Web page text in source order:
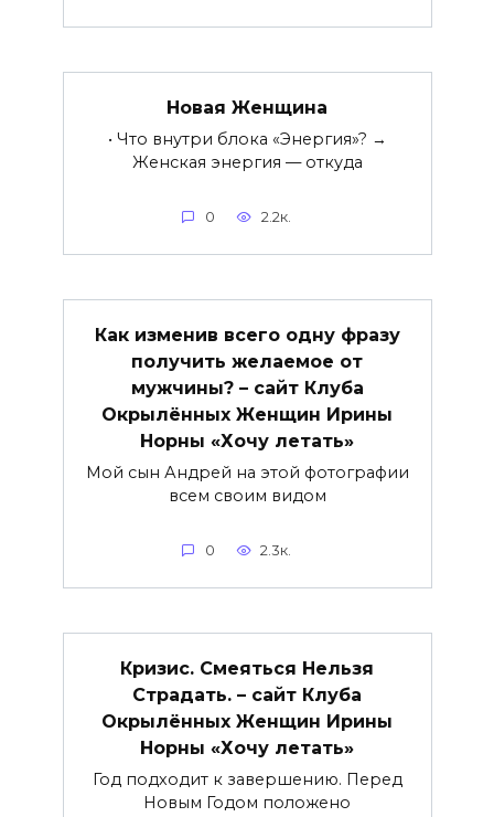
Новая Женщина
• Что внутри блока «Энергия»? →
Женская энергия — откуда
0 2.2к.
Как изменив всего одну фразу
получить желаемое от
мужчины? – сайт Клуба
Окрылённых Женщин Ирины
Норны «Хочу летать»
Мой сын Андрей на этой фотографии
всем своим видом
0 2.3к.
Кризис. Смеяться Нельзя
Страдать. – сайт Клуба
Окрылённых Женщин Ирины
Норны «Хочу летать»
Год подходит к завершению. Перед
Новым Годом положено